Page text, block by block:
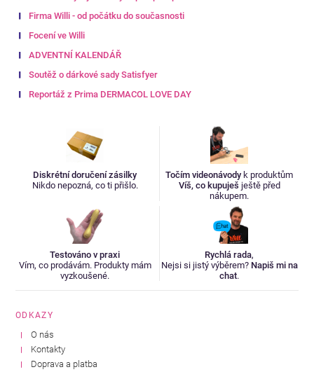
Firma Willi - od počátku do současnosti
Focení ve Willi
ADVENTNÍ KALENDÁŘ
Soutěž o dárkové sady Satisfyer
Reportáž z Prima DERMACOL LOVE DAY
Diskrétní doručení zásilky
Nikdo nepozná, co ti přišlo.
Točím videonávody k produktům
Víš, co kupuješ ještě před
nákupem.
Testováno v praxi
Vím, co prodávám. Produkty mám
vyzkoušené.
Rychlá rada,
Nejsi si jistý výběrem? Napiš mi na
chat.
ODKAZY
O nás
Kontakty
Doprava a platba